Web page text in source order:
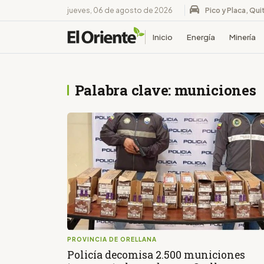
jueves, 06 de agosto de 2026 Pico y Placa,
Inicio Energía Minería
Palabra clave: municiones
PROVINCIA DE ORELLANA
Policía decomisa 2.500 municiones